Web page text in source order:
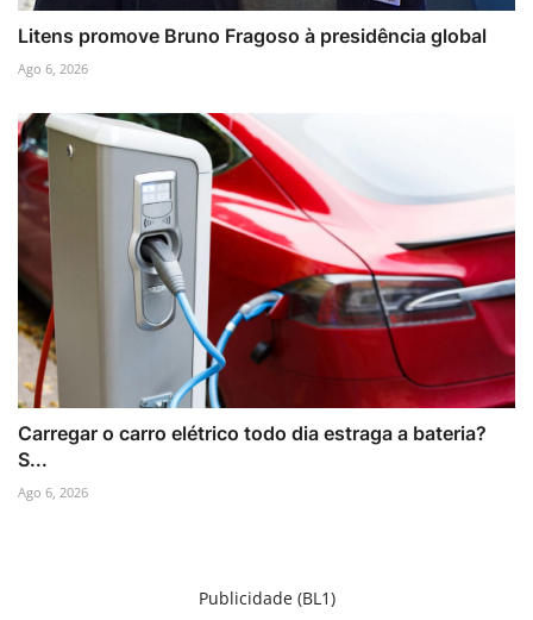
Litens promove Bruno Fragoso à presidência global
Ago 6, 2026
Carregar o carro elétrico todo dia estraga a bateria?
S...
Ago 6, 2026
Publicidade (BL1)